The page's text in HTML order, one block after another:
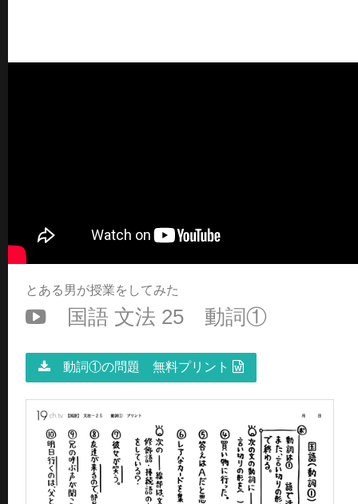
とある男が授業をしてみた
国語 文法 25 動詞①
動詞①の問題 無料プリント